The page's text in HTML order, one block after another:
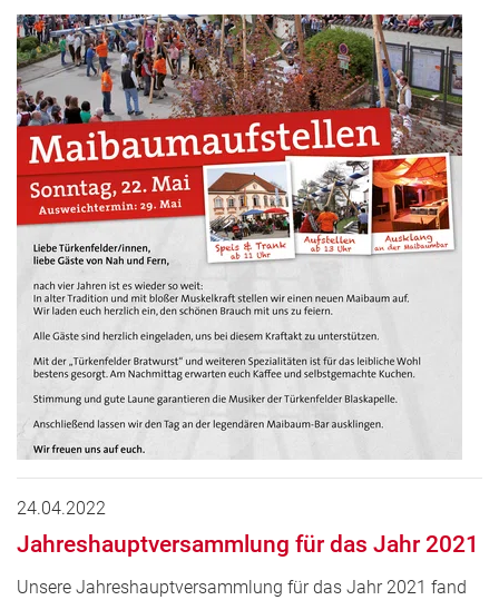
24.04.2022
Jahreshauptversammlung für das Jahr 2021
Unsere Jahreshauptversammlung für das Jahr 2021 fand